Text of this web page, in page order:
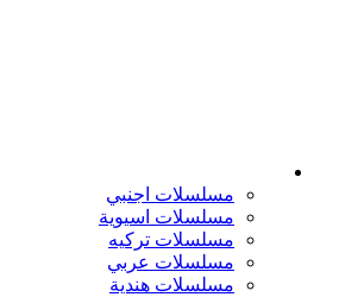
مسلسلات اجنبي
مسلسلات اسيوية
مسلسلات تركيه
مسلسلات عربي
مسلسلات هندية